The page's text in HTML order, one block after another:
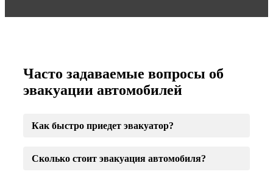
Часто задаваемые вопросы об
эвакуации автомобилей
Как быстро приедет эвакуатор?
Сколько стоит эвакуация автомобиля?